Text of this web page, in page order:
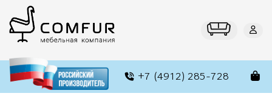
+7 (4912) 285-728